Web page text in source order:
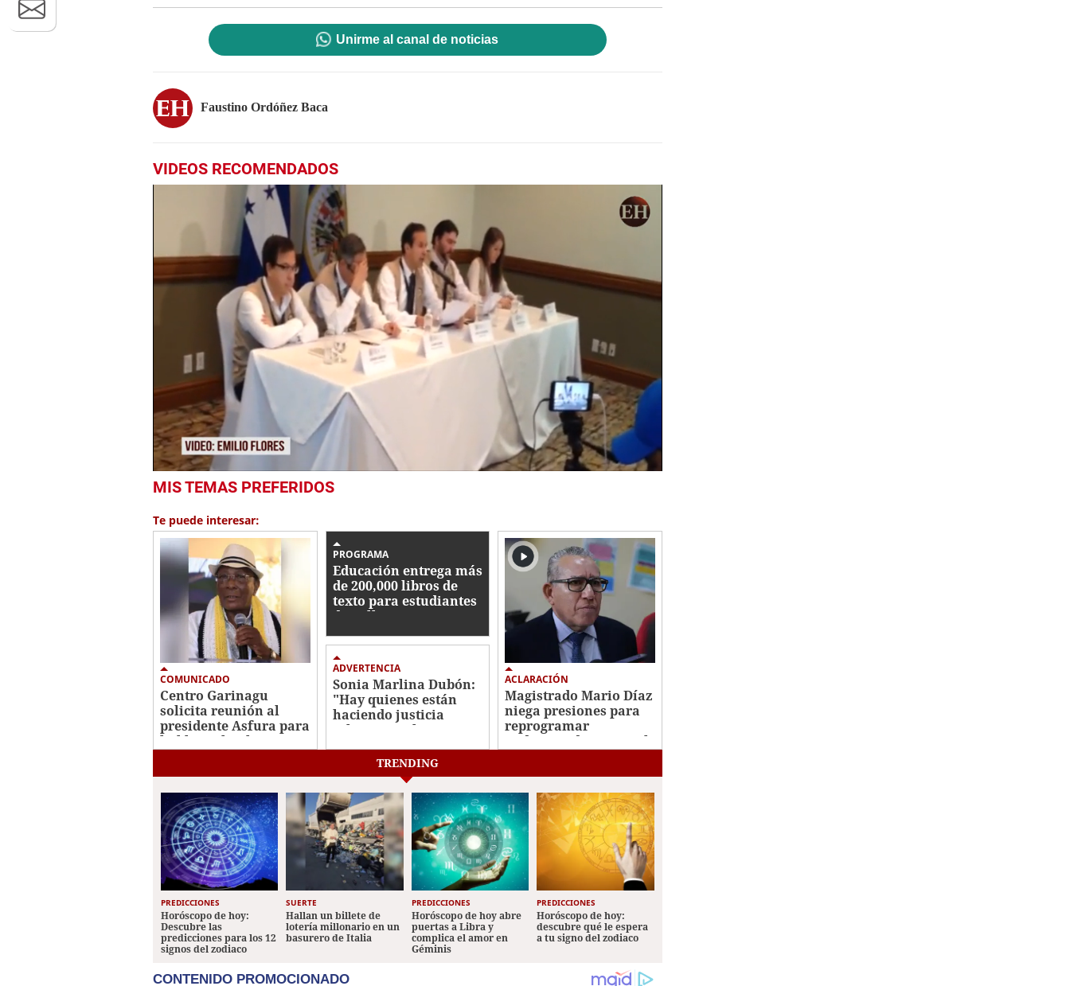
Unirme al canal de noticias
Faustino Ordóñez Baca
VIDEOS RECOMENDADOS
seconds
19
secondsVolume
0%
MIS TEMAS PREFERIDOS
Te puede interesar:
COMUNICADO
Centro Garinagu
solicita reunión al
presidente Asfura para
hablar sobre los
PROGRAMA
Educación entrega más
de 200,000 libros de
texto para estudiantes
de Valle
ADVERTENCIA
Sonia Marlina Dubón:
"Hay quienes están
haciendo justicia
selectiva en la CSJ"
ACLARACIÓN
Magistrado Mario Díaz
niega presiones para
reprogramar
audiencia de Roosevelt
TRENDING
PREDICCIONES
Horóscopo de hoy:
Descubre las
predicciones para los 12
signos del zodiaco
SUERTE
Hallan un billete de
lotería millonario en un
basurero de Italia
PREDICCIONES
Horóscopo de hoy abre
puertas a Libra y
complica el amor en
Géminis
PREDICCIONES
Horóscopo de hoy:
descubre qué le espera
a tu signo del zodiaco
CONTENIDO PROMOCIONADO